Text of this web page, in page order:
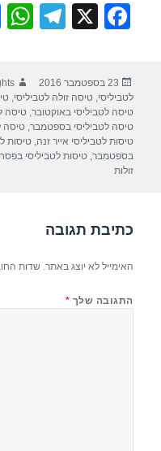
F
e
b
o
X
T
gr
a
m
פורסם
בתאריך
23 בספטמבר 2016
לטביליסי,טיסה זולה לטביליסי,
טיסה לטביליסי באוקטובר,טיסה
טיסה לטביליסי בספטמבר,טיסה
טיסות לטביליסי אייר זנה,טיסות
בספטמבר,טיסות לטביליסי
זולות
כתיבת תגובה
האימייל לא יוצג באתר. שדות
התגובה שלך *